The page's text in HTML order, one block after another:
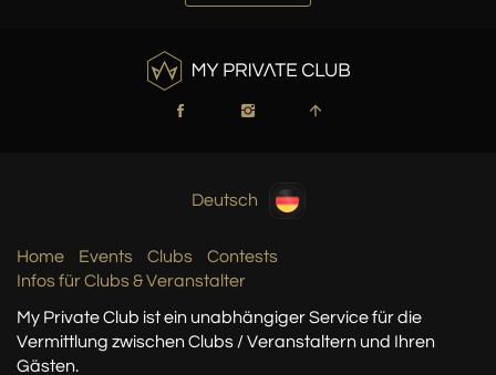
Deutsch
Home Events Clubs
Contests
Infos für Clubs & Veranstalter
My Private Club ist ein unabhängiger Servicefür die
Vermittlung zwischen Clubs / Veranstaltern und Ihren
Gästen.